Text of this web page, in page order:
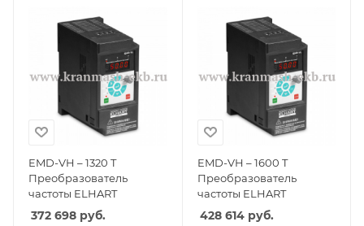
EMD-VH – 1320 T
Преобразователь
частоты ELHART
372 698 руб.
EMD-VH – 1600 T
Преобразователь
частоты ELHART
428 614руб.